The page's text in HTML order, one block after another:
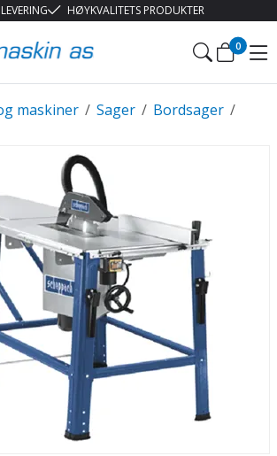
HØYKVALITETS PRODUKTER
0
/
maskiner /
Sager /
Bordsager